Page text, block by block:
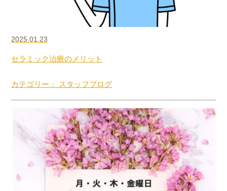
2025.01.23
セラミック治療のメリット
カテゴリー： スタッフブログ